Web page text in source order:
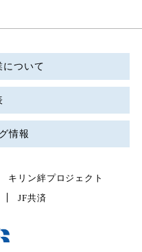
について
情報
キリン絆プロジェクト
JF共済